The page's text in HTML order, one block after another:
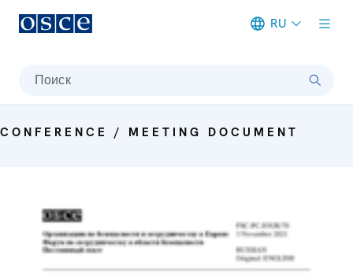
RU
Поиск
CONFERENCE / MEETING DOCUMENT